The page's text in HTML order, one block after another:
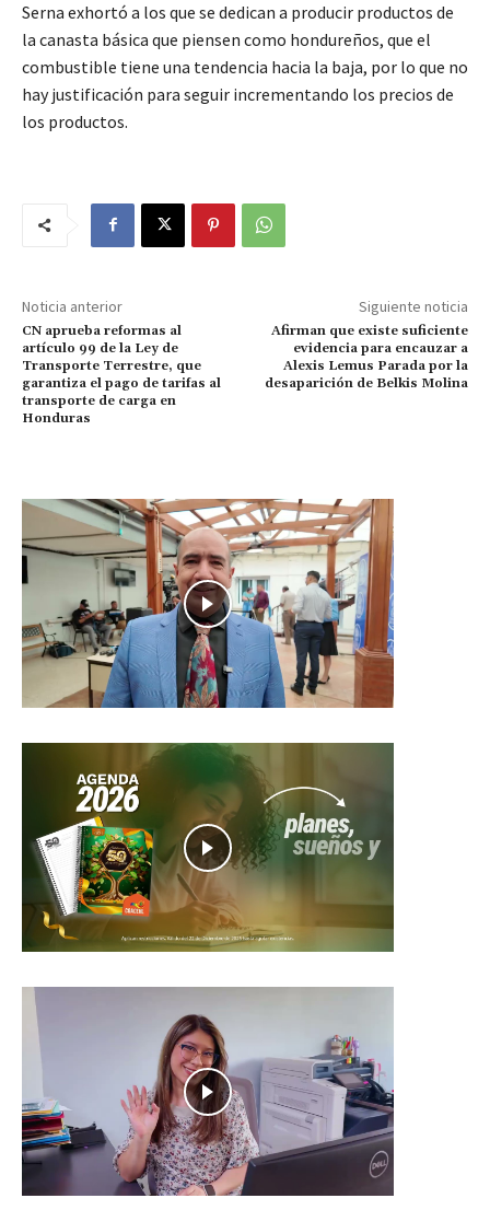
Serna exhortó a los que se dedican a producir productos de
la canasta básica que piensen como hondureños, que el
combustible tiene una tendencia hacia la baja, por lo que no
hay justificación para seguir incrementando los precios de
los productos.
Noticia anterior
CN aprueba reformas al
artículo 99 de la Ley de
Transporte Terrestre, que
garantiza el pago de tarifas al
transporte de carga en
Honduras
Siguiente noticia
Afirman que existe suficiente
evidencia para encauzar a
Alexis Lemus Parada por la
desaparición de Belkis Molina